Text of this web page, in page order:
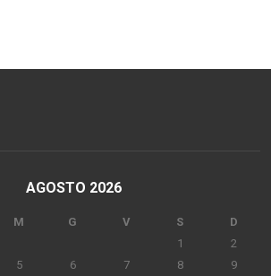
AGOSTO 2026
M G V S
D
1
2
5 6 7 8 9